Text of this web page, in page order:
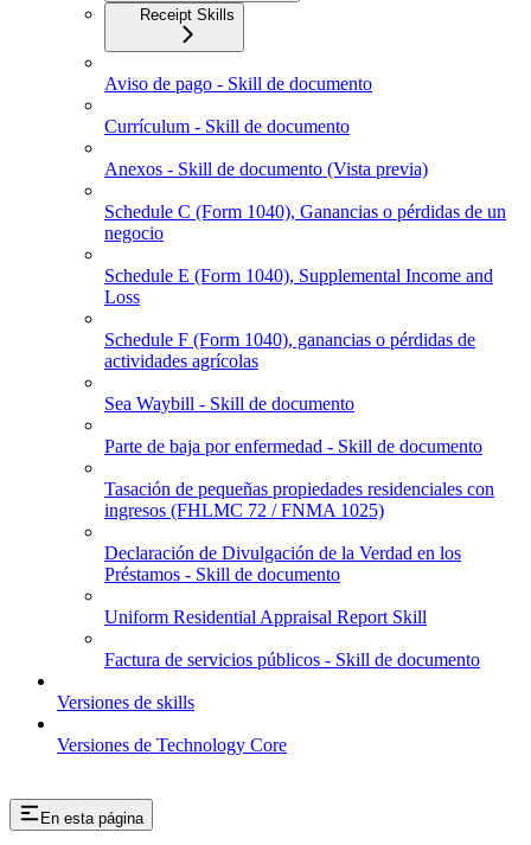
Receipt Skills
Aviso de pago - Skill de documento
Currículum - Skill de documento
Anexos - Skill de documento (Vista previa)
Schedule C (Form 1040), Ganancias o pérdidas de un
negocio
Schedule E (Form 1040), Supplemental Income and
Loss
Schedule F (Form 1040), ganancias o pérdidas de
actividades agrícolas
Sea Waybill - Skill de documento
Parte de baja por enfermedad - Skill de documento
Tasación de pequeñas propiedades residenciales con
ingresos (FHLMC 72 / FNMA 1025)
Declaración de Divulgación de la Verdad en los
Préstamos - Skill de documento
Uniform Residential Appraisal Report Skill
Factura de servicios públicos - Skill de documento
Versiones de skills
Versiones de Technology Core
En esta página